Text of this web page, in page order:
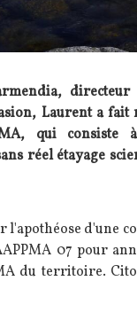
Laurent a
qui consiste
réel étayage
d'une
07 pour
du territoire.